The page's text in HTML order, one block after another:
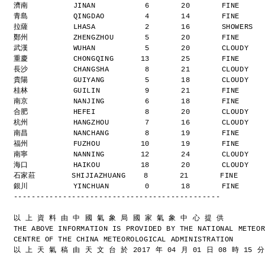
濟南          JINAN           6       20       FINE
青島          QINGDAO         4       14       FINE
拉薩          LHASA           2       16       SHOWERS
鄭州          ZHENGZHOU       5       20       FINE
武漢          WUHAN           5       20       CLOUDY
重慶          CHONGQING      13       25       FINE
長沙          CHANGSHA        8       21       CLOUDY
貴陽          GUIYANG         5       18       CLOUDY
桂林          GUILIN          9       21       FINE
南京          NANJING         6       18       FINE
合肥          HEFEI           8       20       CLOUDY
杭州          HANGZHOU        7       16       CLOUDY
南昌          NANCHANG        8       19       FINE
福州          FUZHOU         10       19       FINE
南寧          NANNING        12       24       CLOUDY
海口          HAIKOU         18       20       CLOUDY
石家莊        SHIJIAZHUANG    8       21       FINE
銀川          YINCHUAN        0       18       FINE
----------------------------------------------
以 上 資 料 由 中 國 氣 象 局 國 家 氣 象 中 心 提 供
THE ABOVE INFORMATION IS PROVIDED BY THE NATIONAL
CENTRE OF THE CHINA METEOROLOGICAL ADMINISTRATION
以 上 天 氣 稿 由 天 文 台 於 2017 年 04 月 01 日 08 時 15